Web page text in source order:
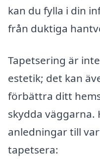
kan du fylla i din
från duktiga
Tapetsering är
estetik; det kan
förbättra ditt
skydda väggarna.
anledningar till
tapetsera: